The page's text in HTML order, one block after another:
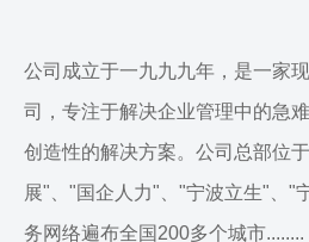
公司成立于一九九九年，是一家
司，专注于解决企业管理中的急
创造性的解决方案。公司总部位
展"、"国企人力"、"宁波立生"、"
务网络遍布全国200多个城市........